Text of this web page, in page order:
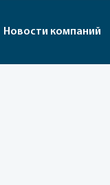
Новости компаний